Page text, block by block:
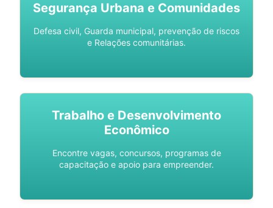
Segurança Urbana e Comunidades
Defesa civil, Guarda municipal, prevenção de riscos
e Relações comunitárias.
Trabalho e Desenvolvimento
Econômico
Encontre vagas, concursos, programas de
capacitação e apoio para empreender.